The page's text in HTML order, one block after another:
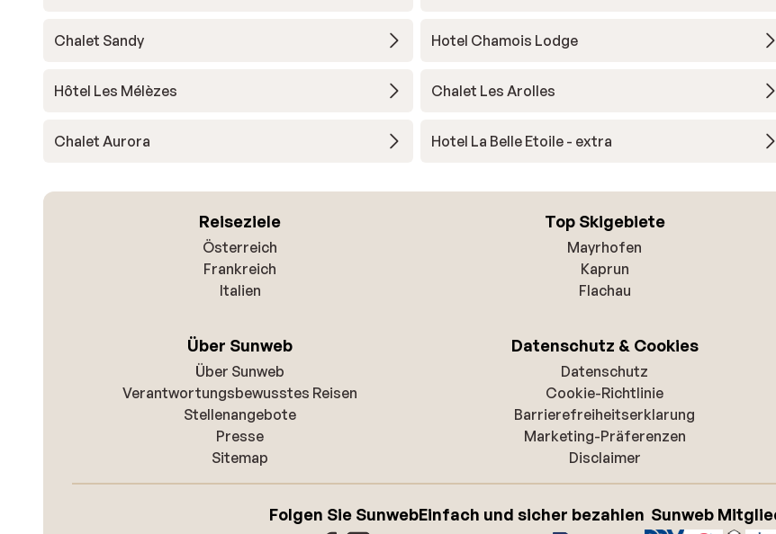
Chalet Sandy Hotel Chamois Lodge
Hôtel Les Mélèzes Chalet Les Arolles
Chalet Aurora Hotel La Belle Etoile - extra
Reiseziele
Österreich
Frankreich
Italien
Top Skigebiete
Mayrhofen
Kaprun
Flachau
Über Sunweb
Über Sunweb
Verantwortungsbewusstes Reisen
Stellenangebote
Presse
Sitemap
Datenschutz & Cookies
Datenschutz
Cookie-Richtlinie
Barrierefreiheitserklarung
Marketing-Präferenzen
Disclaimer
Folgen Sie SunwebEinfach und sicher bezahlen Sunweb